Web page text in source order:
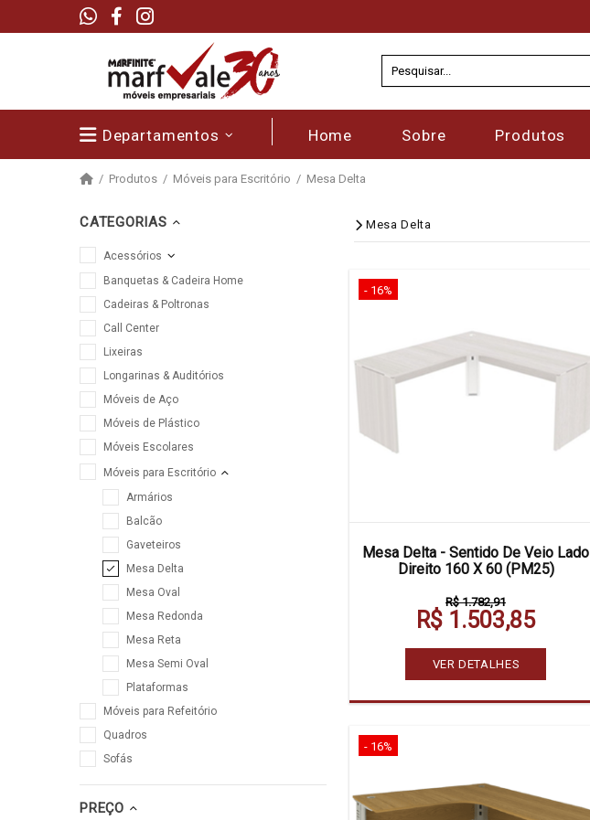
Departamentos Home Sobre Produtos
Produtos Móveis para Escritório Mesa Delta
CATEGORIAS
Acessórios
Banquetas & Cadeira Home
Cadeiras & Poltronas
Call Center
Lixeiras
Longarinas & Auditórios
Móveis de Aço
Móveis de Plástico
Móveis Escolares
Móveis para Escritório
Armários
Balcão
Gaveteiros
Mesa Delta
Mesa Oval
Mesa Redonda
Mesa Reta
Mesa Semi Oval
Plataformas
Móveis para Refeitório
Quadros
Sofás
PREÇO
Mesa Delta
- 16%
Mesa Delta - Sentido De Veio Lado
Direito 160 X 60 (PM25)
R$ 1.782,91
R$ 1.503,85
VER DETALHES
- 16%